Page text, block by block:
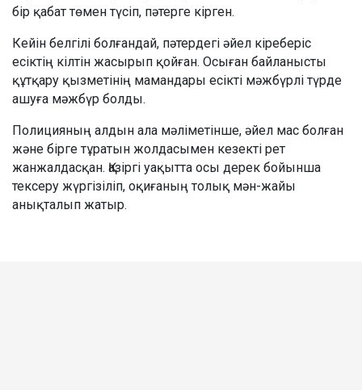
бір қабат төмен түсіп, пәтерге кірген.
Кейін белгілі болғандай, пәтердегі әйел кіреберіс
есіктің кілтін жасырып қойған. Осыған байланысты
құтқару қызметінің мамандары есікті мәжбүрлі түрде
ашуға мәжбүр болды.
Полицияның алдын ала мәліметінше, әйел мас болған
және бірге тұратын жолдасымен кезекті рет
жанжалдасқан. Қазіргі уақытта осы дерек бойынша
тексеру жүргізіліп, оқиғаның толық мән-жайы
анықталып жатыр.